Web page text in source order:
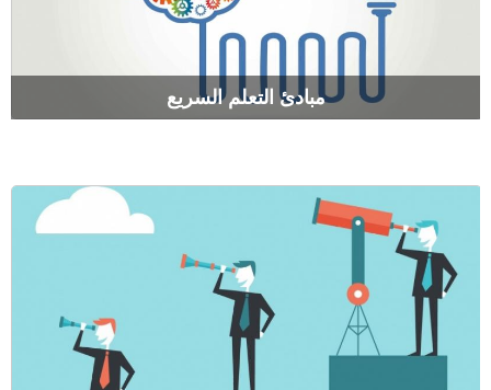
مبادئ التعلم السريع